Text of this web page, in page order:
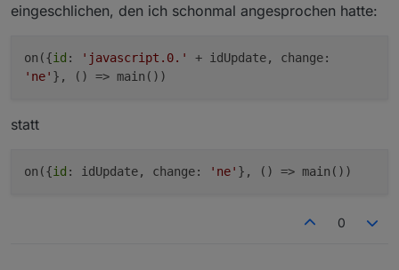
eingeschlichen, den ich schonmal angesprochen hatte:
on({id : 'javascript.0.'
+ idUpdate, change:
'ne' }, () => main())
statt
on({id : idUpdate, change: 'ne' }, () => main())
0